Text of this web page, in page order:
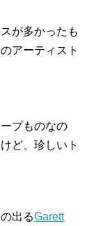
が多かったも
アーティスト
プものなの
ど、珍しいト
出るGarett